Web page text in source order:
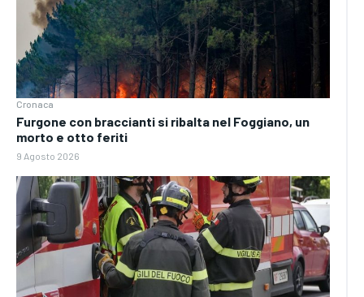
Cronaca
Furgone con braccianti si ribalta nel Foggiano, un
morto e otto feriti
9 Agosto 2026